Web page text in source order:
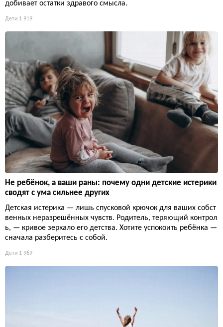
добивает остатки здравого смысла.
Дети 1 919
Не ребёнок, а ваши раны: почему одни детские истерики
сводят с ума сильнее других
Детская истерика — лишь спусковой крючок для ваших собст
венных неразрешённых чувств. Родитель, теряющий контрол
ь, — кривое зеркало его детства. Хотите успокоить ребёнка —
сначала разберитесь с собой.
Дети 1 969